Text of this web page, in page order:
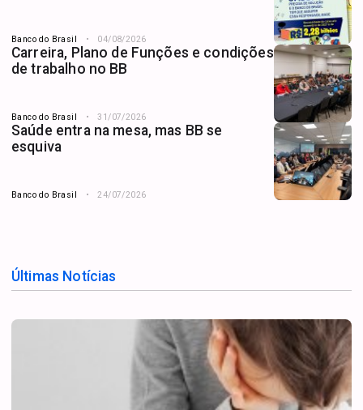
Banco do Brasil 04/08/2026
Carreira, Plano de Funções e condições
de trabalho no BB
Banco do Brasil 31/07/2026
Saúde entra na mesa, mas BB se
esquiva
Banco do Brasil 24/07/2026
Últimas Notícias